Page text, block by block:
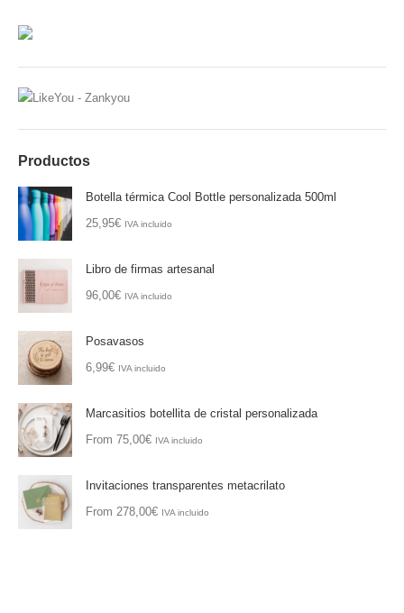
Productos
Botella térmica Cool Bottle personalizada 500ml
25,95€ IVA incluido
Libro de firmas artesanal
96,00€ IVA incluido
Posavasos
6,99€ IVA incluido
Marcasitios botellita de cristal personalizada
From 75,00€ IVA incluido
Invitaciones transparentes metacrilato
From 278,00€ IVA incluido